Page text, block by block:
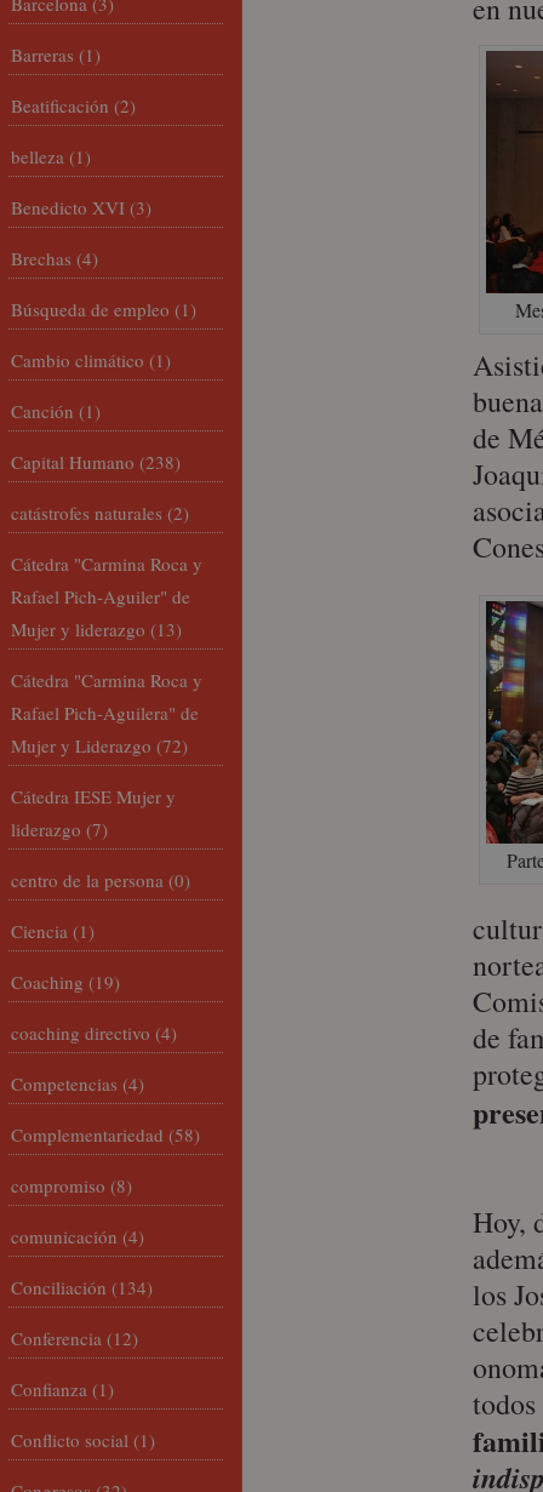
en
de
de
Hoy,
los
todos
Barreras (1)
Beatificación (2)
belleza (1)
Benedicto XVI (3)
Brechas (4)
Búsqueda de empleo (1)
Cambio climático (1)
Canción (1)
Capital Humano (238)
catástrofes naturales (2)
Cátedra "Carmina Roca y
Rafael Pich-Aguiler" de
Mujer y liderazgo (13)
Cátedra "Carmina Roca y
Rafael Pich-Aguilera" de
Mujer y Liderazgo (72)
Cátedra IESE Mujer y
liderazgo (7)
centro de la persona (0)
Ciencia (1)
Coaching (19)
coaching directivo (4)
Competencias (4)
Complementariedad (58)
compromiso (8)
comunicación (4)
Conciliación (134)
Conferencia (12)
Confianza (1)
Conflicto social (1)